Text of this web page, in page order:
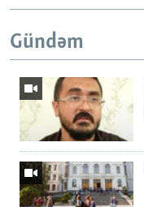
Gündəm